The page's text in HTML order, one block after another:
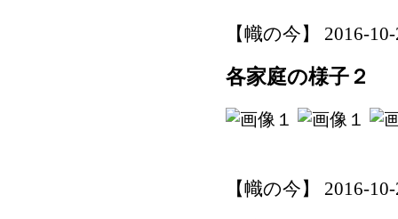
【幟の今】 2016-
各家庭の様子２
【幟の今】 2016-